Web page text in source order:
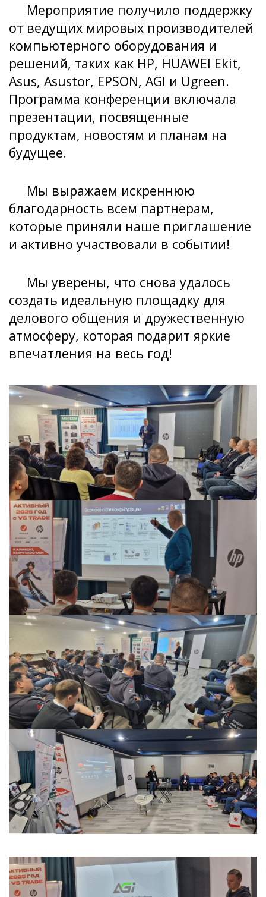
Мероприятие получило поддержку
от ведущих мировых производителей
компьютерного оборудования и
решений, таких как HP, HUAWEI Ekit,
Asus, Asustor, EPSON, AGI и Ugreen.
Программа конференции включала
презентации, посвященные
продуктам, новостям и планам на
будущее.
Мы выражаем искреннюю
благодарность всем партнерам,
которые приняли наше приглашение
и активно участвовали в событии!
Мы уверены, что снова удалось
создать идеальную площадку для
делового общения и дружественную
атмосферу, которая подарит яркие
впечатления на весь год!